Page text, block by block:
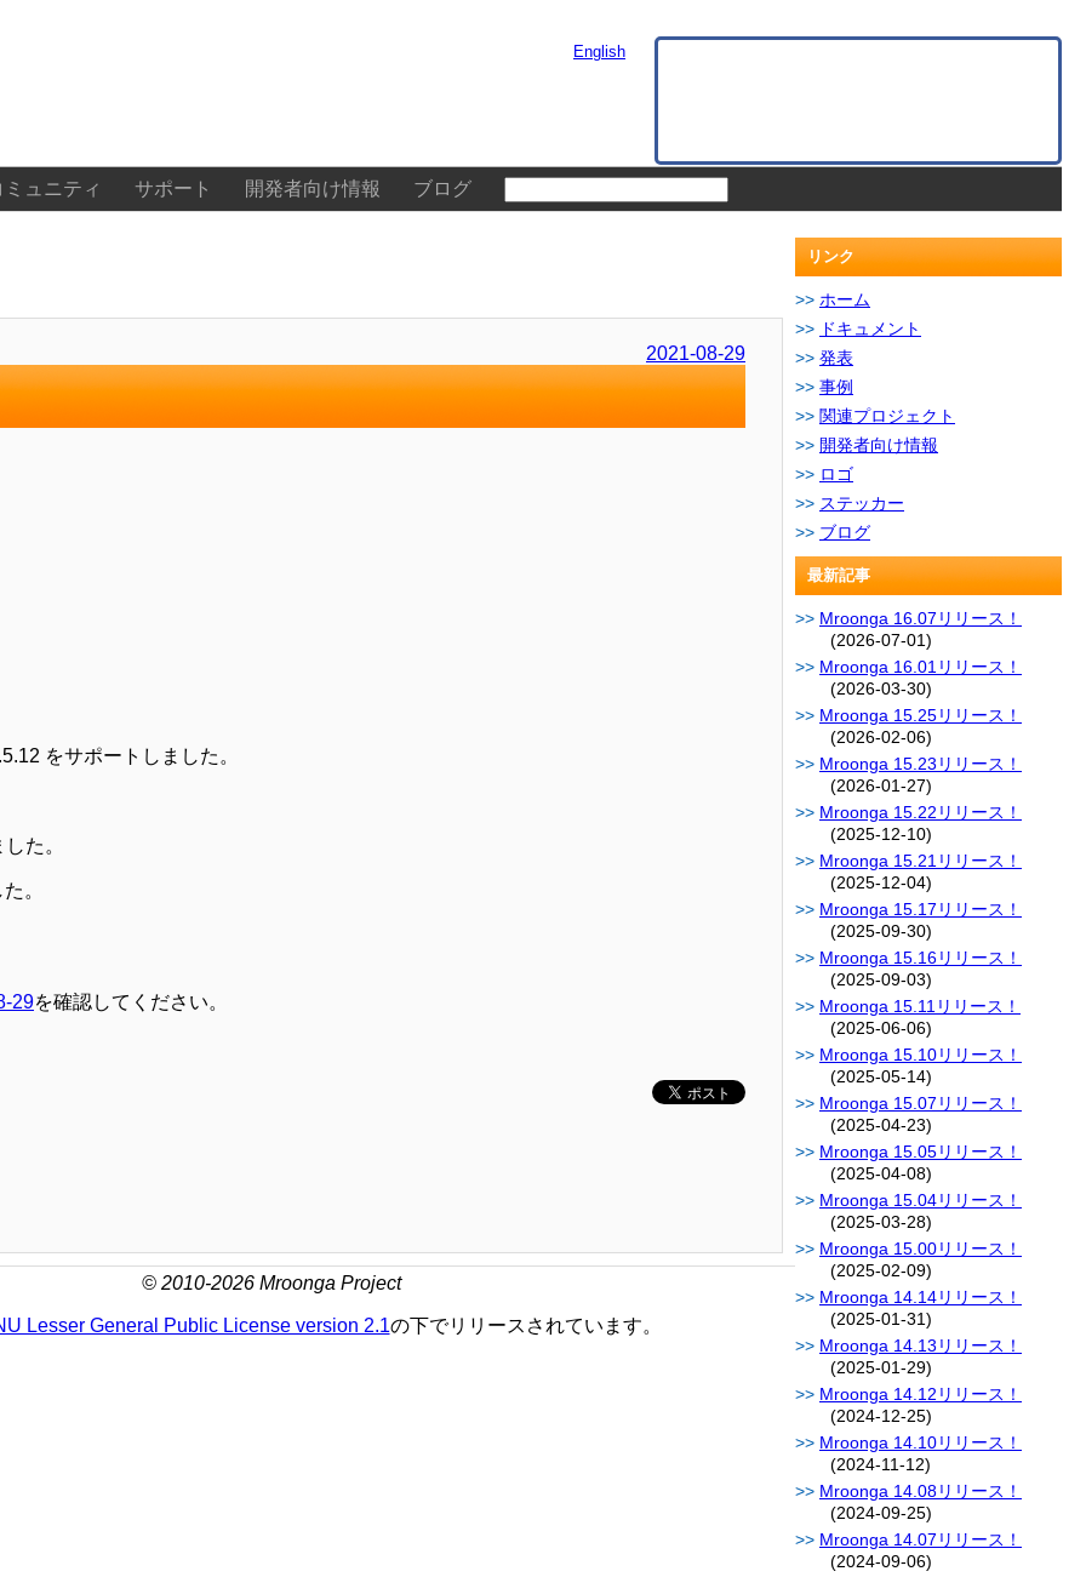
ミュニティ サポート 開発者向け情報 ブログ
English
2021-08-29
をサポートしました。
た。
。
29を確認してください。
リンク
ホーム
ドキュメント
発表
事例
関連プロジェクト
開発者向け情報
ロゴ
ステッカー
ブログ
最新記事
Mroonga 16.07リリース！
(2026-07-01)
Mroonga 16.01リリース！
(2026-03-30)
Mroonga 15.25リリース！
(2026-02-06)
Mroonga 15.23リリース！
(2026-01-27)
Mroonga 15.22リリース！
(2025-12-10)
Mroonga 15.21リリース！
(2025-12-04)
Mroonga 15.17リリース！
(2025-09-30)
Mroonga 15.16リリース！
(2025-09-03)
Mroonga 15.11リリース！
(2025-06-06)
Mroonga 15.10リリース！
(2025-05-14)
Mroonga 15.07リリース！
(2025-04-23)
Mroonga 15.05リリース！
(2025-04-08)
Mroonga 15.04リリース！
(2025-03-28)
Mroonga 15.00リリース！
(2025-02-09)
Mroonga 14.14リリース！
(2025-01-31)
Mroonga 14.13リリース！
(2025-01-29)
Mroonga 14.12リリース！
(2024-12-25)
Mroonga 14.10リリース！
(2024-11-12)
Mroonga 14.08リリース！
(2024-09-25)
Mroonga 14.07リリース！
(2024-09-06)
© 2010-2026 Mroonga Project
Lesser General Public License version 2.1の下でリリースされています。